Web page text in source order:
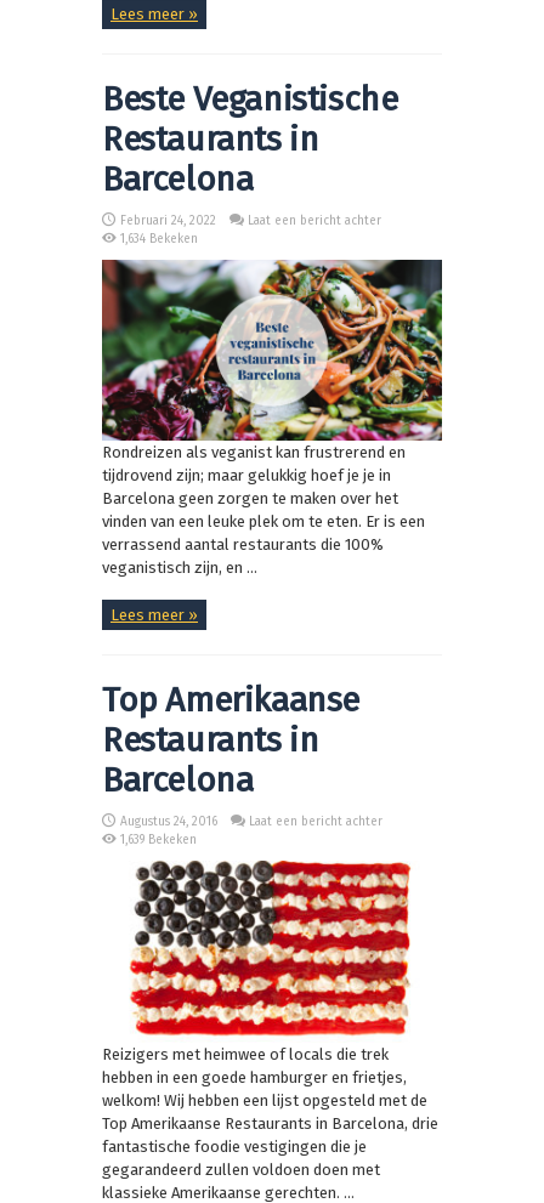
Lees meer »
Beste Veganistische
Restaurants in
Barcelona
Februari 24, 2022
Laat een bericht achter
1,634 Bekeken
Rondreizen als veganist kan frustrerend en
tijdrovend zijn; maar gelukkig hoef je je in
Barcelona geen zorgen te maken over het
vinden van een leuke plek om te eten. Er is een
verrassend aantal restaurants die 100%
veganistisch zijn, en ...
Lees meer »
Top Amerikaanse
Restaurants in
Barcelona
Augustus 24, 2016
Laat een bericht achter
1,639 Bekeken
Reizigers met heimwee of locals die trek
hebben in een goede hamburger en frietjes,
welkom! Wij hebben een lijst opgesteld met de
Top Amerikaanse Restaurants in Barcelona, drie
fantastische foodie vestigingen die je
gegarandeerd zullen voldoen doen met
klassieke Amerikaanse gerechten. ...